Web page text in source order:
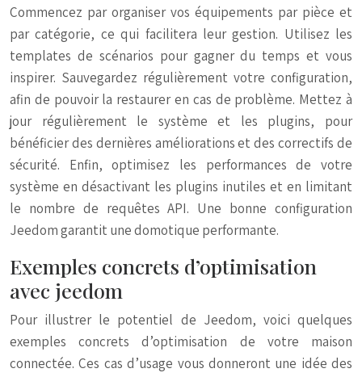
Commencez par organiser vos équipements par pièce et
par catégorie, ce qui facilitera leur gestion. Utilisez les
templates de scénarios pour gagner du temps et vous
inspirer. Sauvegardez régulièrement votre configuration,
afin de pouvoir la restaurer en cas de problème. Mettez à
jour régulièrement le système et les plugins, pour
bénéficier des dernières améliorations et des correctifs de
sécurité. Enfin, optimisez les performances de votre
système en désactivant les plugins inutiles et en limitant
le nombre de requêtes API. Une bonne configuration
Jeedom garantit une domotique performante.
Exemples concrets d’optimisation
avec jeedom
Pour illustrer le potentiel de Jeedom, voici quelques
exemples concrets d’optimisation de votre maison
connectée. Ces cas d’usage vous donneront une idée des